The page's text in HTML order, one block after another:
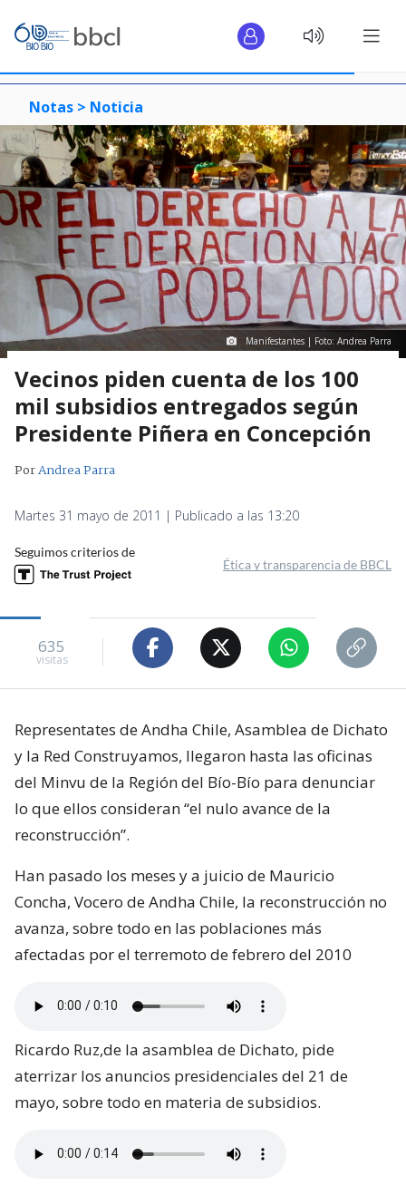
Notas > Noticia
Manifestantes | Foto: Andrea Parra
Vecinos piden cuenta de los 100
mil subsidios entregados según
Presidente Piñera en Concepción
PorAndrea Parra
Martes 31 mayo de 2011 | Publicado a las 13:20
Seguimos criterios de
Ética y transparencia de BBCL
635
visitas
Representates de Andha Chile, Asamblea de Dichato
y la Red Construyamos, llegaron hasta las oficinas
del Minvu de la Región del Bío-Bío para denunciar
lo que ellos consideran “el nulo avance de la
reconstrucción”.
Han pasado los meses y a juicio de Mauricio
Concha, Vocero de Andha Chile, la reconstrucción no
avanza, sobre todo en las poblaciones más
afectadas por el terremoto de febrero del 2010
Ricardo Ruz,de la asamblea de Dichato, pide
aterrizar los anuncios presidenciales del 21 de
mayo, sobre todo en materia de subsidios.